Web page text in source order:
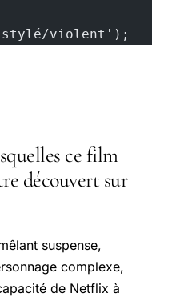
violent');
ce film
découvert sur
suspense,
complexe,
de Netflix à